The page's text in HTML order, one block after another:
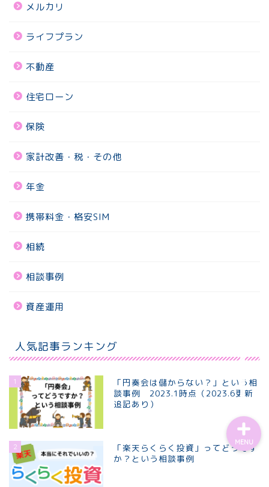
メルカリ
ライフプラン
不動産
住宅ローン
保険
家計改善・税・その他
年金
携帯料金・格安SIM
相続
相談事例
資産運用
人気記事ランキング
1
「円奏会は儲からない？」という相
談事例 2023.1時点（2023.6更新
追記あり）
2
「楽天らくらく投資」ってどうです
か？という相談事例
MENU
お問い合わせ